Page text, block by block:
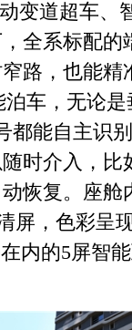
变道超车、
全系标配的
路，也能精
车，无论
都能自主识
时介入，比
恢复。座舱
屏，色彩呈
内的5屏智